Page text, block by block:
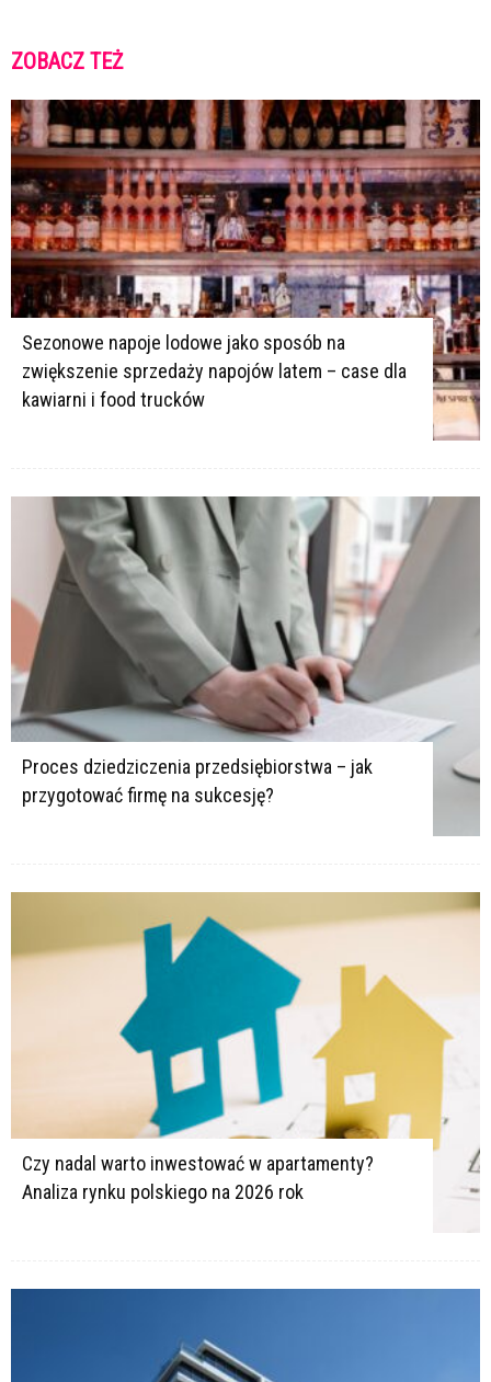
ZOBACZ TEŻ
Sezonowe napoje lodowe jako sposób na
zwiększenie sprzedaży napojów latem – case dla
kawiarni i food trucków
Proces dziedziczenia przedsiębiorstwa – jak
przygotować firmę na sukcesję?
Czy nadal warto inwestować w apartamenty?
Analiza rynku polskiego na 2026 rok